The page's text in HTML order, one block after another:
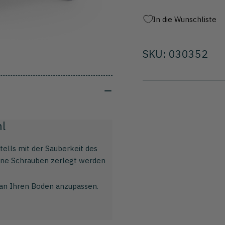
Ablageboden
In die Wunschliste
SKU: 030352
mit der Sauberkeit des
Schrauben zerlegt werden
Ihren Boden anzupassen.